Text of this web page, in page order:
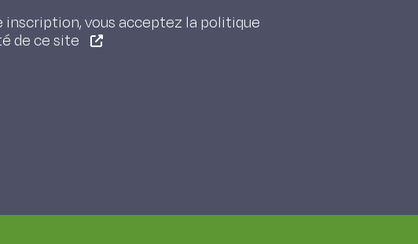
inscription, vous acceptez la politique
de ce site